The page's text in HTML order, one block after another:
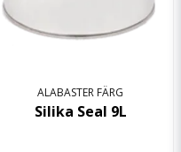
ALABASTER FÄRG
Silika Seal 9L